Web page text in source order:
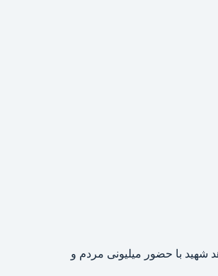
شهید با حضور میلیونی مردم و